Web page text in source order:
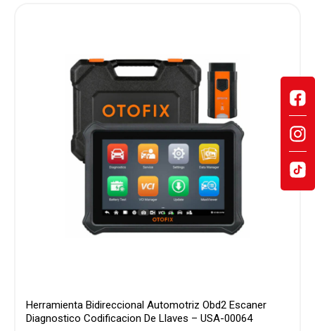
Herramienta Bidireccional Automotriz Obd2 Escaner
Diagnostico Codificacion De Llaves – USA-00064